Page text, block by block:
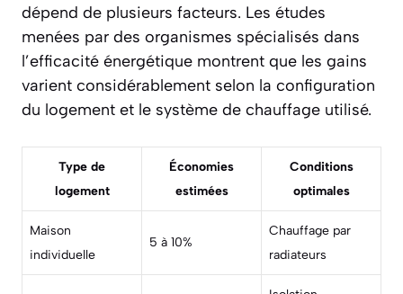
dépend de plusieurs facteurs. Les études
menées par des organismes spécialisés dans
l’efficacité énergétique montrent que les gains
varient considérablement selon la configuration
du logement et le système de chauffage utilisé.
Type de
logement
Économies
estimées
Conditions
optimales
Maison
individuelle
5 à 10%
Chauffage par
radiateurs